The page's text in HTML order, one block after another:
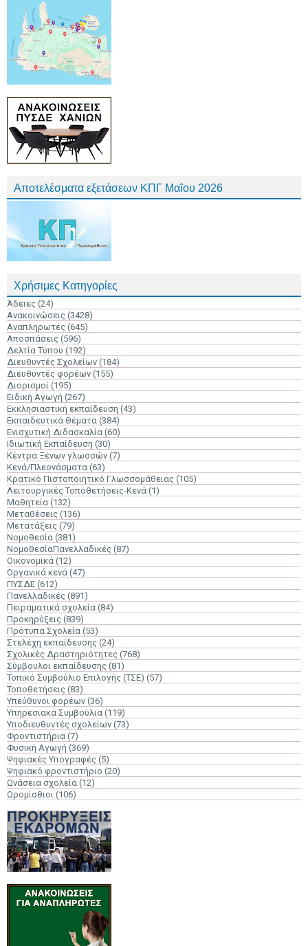
Αποτελέσματα εξετάσεων ΚΠΓ Μαΐου 2026
Χρήσιμες Κατηγορίες
Άδειες (24)
Ανακοινώσεις (3428)
Αναπληρωτές (645)
Αποσπάσεις (596)
Δελτία Τύπου (192)
Διευθυντές Σχολείων (184)
Διευθυντές φορέων (155)
Διορισμοί (195)
Ειδική Αγωγή (267)
Εκκλησιαστική εκπαίδευση (43)
Εκπαιδευτικά Θέματα (384)
Ενισχυτική Διδασκαλία (60)
Ιδιωτική Εκπαίδευση (30)
Κέντρα Ξένων γλωσσών (7)
Κενά/Πλεονάσματα (63)
Κρατικό Πιστοποιητικό Γλωσσομάθειας (105)
Λειτουργικές Τοποθετήσεις-Κενά (1)
Μαθητεία (132)
Μεταθέσεις (136)
Μετατάξεις (79)
Νομοθεσία (381)
ΝομοθεσίαΠανελλαδικές (87)
Οικονομικά (12)
Οργανικά κενά (47)
ΠΥΣΔΕ (612)
Πανελλαδικές (891)
Πειραματικά σχολεία (84)
Προκηρύξεις (839)
Πρότυπα Σχολεία (53)
Στελέχη εκπαίδευσης (24)
Σχολικές Δραστηριότητες (768)
Σύμβουλοι εκπαίδευσης (81)
Τοπικό Συμβούλιο Επιλογής (ΤΣΕ) (57)
Τοποθετήσεις (83)
Υπεύθυνοι φορέων (36)
Υπηρεσιακά Συμβούλια (119)
Υποδιευθυντές σχολείων (73)
Φροντιστήρια (7)
Φυσική Αγωγή (369)
Ψηφιακές Υπογραφές (5)
Ψηφιακό φροντιστήριο (20)
Ωνάσεια σχολεία (12)
Ωρομίσθιοι (106)